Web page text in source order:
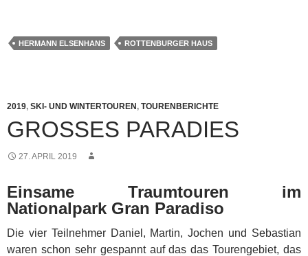
HERMANN ELSENHANS ROTTENBURGER HAUS
2019, SKI- UND WINTERTOUREN, TOURENBERICHTE
GROSSES PARADIES
27. APRIL 2019
Einsame Traumtouren im
Nationalpark Gran Paradiso
Die vier Teilnehmer Daniel, Martin, Jochen und Sebastian
waren schon sehr gespannt auf das das Tourengebiet, das